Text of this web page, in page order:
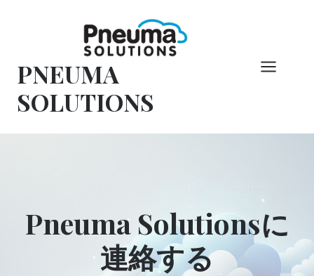
PNEUMA
SOLUTIONS
Pneuma Solutionsに
連絡する